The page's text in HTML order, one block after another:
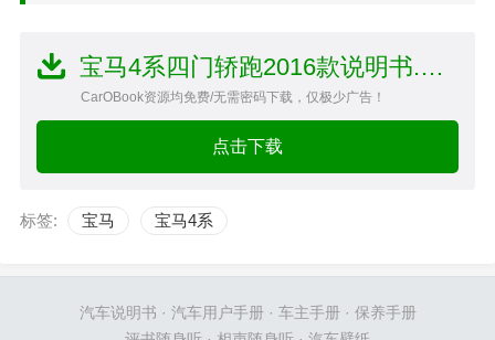
宝马4系四门轿跑2016款说明书.PDF文件
CarOBook资源均免费/无需密码下载，仅极少广告！
点击下载
标签: 宝马 宝马4系
汽车说明书 · 汽车用户手册· 车主手册· 保养手册